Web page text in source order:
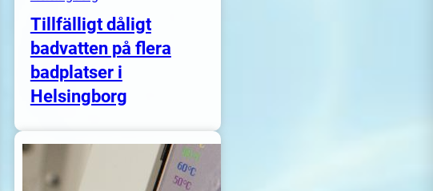
Tillfälligt dåligt
badvatten på flera
badplatser i
Helsingborg